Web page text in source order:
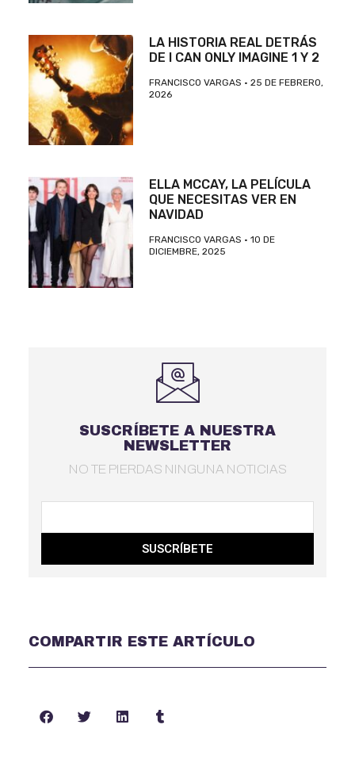
LA HISTORIA REAL DETRÁS
DE I CAN ONLY IMAGINE 1 Y 2
FRANCISCO VARGAS
25 DE FEBRERO,
2026
ELLA MCCAY, LA PELÍCULA
QUE NECESITAS VER EN
NAVIDAD
FRANCISCO VARGAS
10 DE
DICIEMBRE, 2025
SUSCRÍBETE A NUESTRA
NEWSLETTER
NO TE PIERDAS NINGUNA NOTICIAS
SUSCRÍBETE
COMPARTIR ESTE ARTÍCULO